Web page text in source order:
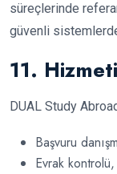
süreçlerinde
güvenli
11.
DUAL Study
Başvuru
Evrak kontrolü,